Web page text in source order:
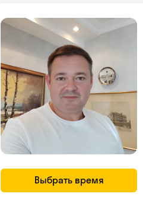
Выбрать время